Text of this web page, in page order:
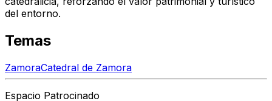
del entorno.
Temas
ZamoraCatedral de Zamora
Espacio Patrocinado